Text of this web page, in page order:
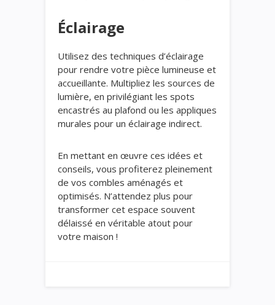
Éclairage
Utilisez des techniques d’éclairage
pour rendre votre pièce lumineuse et
accueillante. Multipliez les sources de
lumière, en privilégiant les spots
encastrés au plafond ou les appliques
murales pour un éclairage indirect.
En mettant en œuvre ces idées et
conseils, vous profiterez pleinement
de vos combles aménagés et
optimisés. N’attendez plus pour
transformer cet espace souvent
délaissé en véritable atout pour
votre maison !